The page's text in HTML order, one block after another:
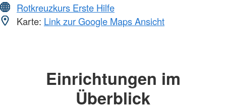
Rotkreuzkurs Erste Hilfe
Karte: Link zur Google Maps Ansicht
Einrichtungen im
Überblick